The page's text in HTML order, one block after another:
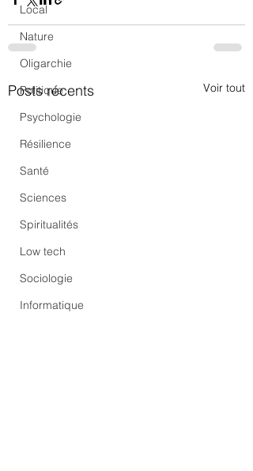
Local
Nature
Oligarchie
Politique
Psychologie
Résilience
Santé
Sciences
Spiritualités
Low tech
Sociologie
Informatique
Posts récents Voir tout